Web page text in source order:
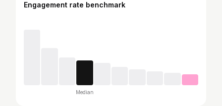
Engagement rate benchmark
Median